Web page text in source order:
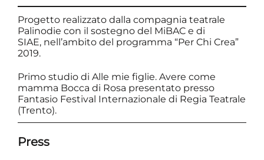
Progetto realizzato dalla compagnia teatrale
Palinodie con il sostegno del MiBAC e di
SIAE, nell’ambito del programma “Per Chi Crea”
2019.
Primo studio di Alle mie figlie. Avere come
mamma Bocca di Rosa presentato presso
Fantasio Festival Internazionale di Regia Teatrale
(Trento).
Press